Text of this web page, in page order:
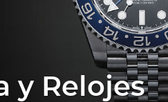
y Relojes